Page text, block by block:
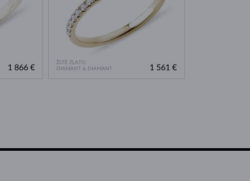
1 866 €
ŽLTÉ ZLATO
DIAMANT & DIAMANT
1 561 €